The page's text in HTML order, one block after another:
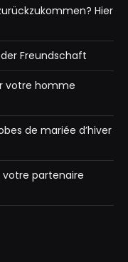
Hier
Freundschaft
votre homme
de mariée d’hiver
partenaire